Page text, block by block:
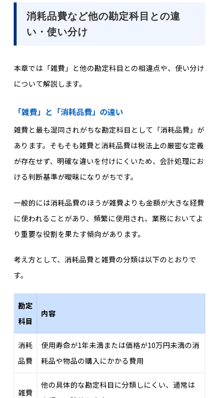
消耗品費など他の勘定科目との違
い・使い分け
本章では「雑費」と他の勘定科目との相違点や、使い分け
について解説します。
「雑費」と「消耗品費」の違い
雑費と最も混同されがちな勘定科目として「消耗品費」が
あります。そもそも雑費と消耗品費は税法上の厳密な定義
が存在せず、明確な違いを付けにくいため、会計処理にお
ける判断基準が曖昧になりがちです。
一般的には消耗品費のほうが雑費よりも金額が大きな経費
に使われることがあり、頻繁に使用され、業務においてよ
り重要な役割を果たす傾向があります。
考え方として、消耗品費と雑費の分類は以下のとおりで
す。
勘定
科目
内容
消耗
品費
使用寿命が1年未満または価格が10万円未満の消
耗品や物品の購入にかかる費用
雑費
他の具体的な勘定科目に分類しにくい、通常は